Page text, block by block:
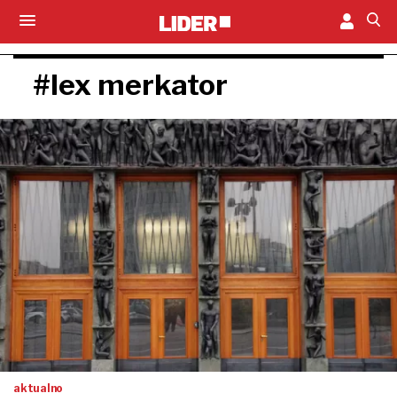
#lex merkator
aktualno